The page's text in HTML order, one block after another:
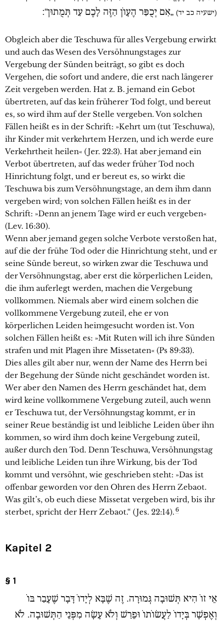
(ישעיה כב יד) „אִם יְכֻפַּר הֶעָוֹן הַזֶּה לָכֶם עַד תְּמֻתוּן“:
Obgleich aber die Teschuwa für alles Vergebung erwirkt
und auch das Wesen des Versöhnungstages zur
Vergebung der Sünden beiträgt, so gibt es doch
Vergehen, die sofort und andere, die erst nach längerer
Zeit vergeben werden. Hat z. B. jemand ein Gebot
übertreten, auf das kein früherer Tod folgt, und bereut
es, so wird ihm auf der Stelle vergeben. Von solchen
Fällen heißt es in der Schrift: »Kehrt um (tut Teschuwa),
ihr Kinder mit verkehrtem Herzen, und ich werde eure
Verkehrtheit heilen« (Jer. 22:3). Hat aber jemand ein
Verbot übertreten, auf das weder früher Tod noch
Hinrichtung folgt, und er bereut es, so wirkt die
Teschuwa bis zum Versöhnungstage, an dem ihm dann
vergeben wird; von solchen Fällen heißt es in der
Schrift: »Denn an jenem Tage wird er euch vergeben«
(Lev. 16:30).
Wenn aber jemand gegen solche Verbote verstoßen hat,
auf die der frühe Tod oder die Hinrichtung steht, und er
seine Sünde bereut, so wirken zwar die Teschuwa und
der Versöhnungstag, aber erst die körperlichen Leiden,
die ihm auferlegt werden, machen die Vergebung
vollkommen. Niemals aber wird einem solchen die
vollkommene Vergebung zuteil, ehe er von
körperlichen Leiden heimgesucht worden ist. Von
solchen Fällen heißt es: »Mit Ruten will ich ihre Sünden
strafen und mit Plagen ihre Missetaten« (Ps 89:33).
Dies alles gilt aber nur, wenn der Name des Herrn bei
der Begehung der Sünde nicht geschändet worden ist.
Wer aber den Namen des Herrn geschändet hat, dem
wird keine vollkommene Vergebung zuteil, auch wenn
er Teschuwa tut, der Versöhnungstag kommt, er in
seiner Reue beständig ist und leibliche Leiden über ihn
kommen, so wird ihm doch keine Vergebung zuteil,
außer durch den Tod. Denn Teschuwa, Versöhnungstag
und leibliche Leiden tun ihre Wirkung, bis der Tod
kommt und versöhnt, wie geschrieben steht: »Das ist
offenbar geworden vor den Ohren des Herrn Zebaot.
Was gilt’s, ob euch diese Missetat vergeben wird, bis ihr
sterbet, spricht der Herr Zebaot.“ (Jes. 22:14). 6
Kapitel 2
§ 1
אֵי זוֹ הִיא תְּשׁוּבָה גְּמוּרָה. זֶה שֶׁבָּא לְיָדוֹ דָּבָר שֶׁעָבַר בּוֹ
וְאֶפְשָׁר בְּיָדוֹ לַעֲשׂוֹתוֹ וּפֵרַשׁ וְלֹא עָשָׂה מִפְּנֵי הַתְּשׁוּבָה. לֹא